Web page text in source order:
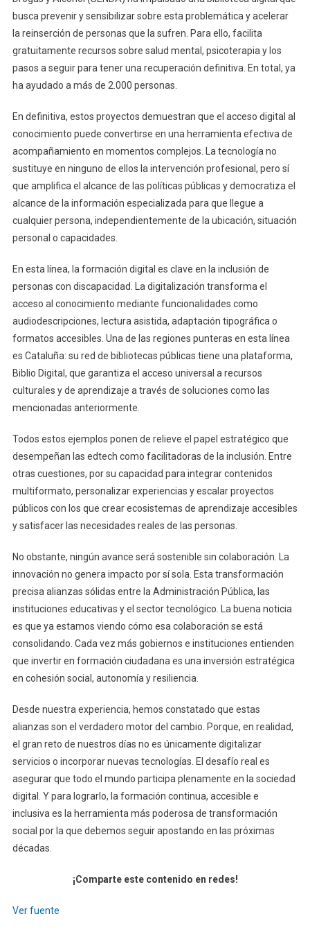
busca prevenir y sensibilizar sobre esta problemática y acelerar
la reinserción de personas que la sufren. Para ello, facilita
gratuitamente recursos sobre salud mental, psicoterapia y los
pasos a seguir para tener una recuperación definitiva. En total, ya
ha ayudado a más de 2.000 personas.
En definitiva, estos proyectos demuestran que el acceso digital al
conocimiento puede convertirse en una herramienta efectiva de
acompañamiento en momentos complejos. La tecnología no
sustituye en ninguno de ellos la intervención profesional, pero sí
que amplifica el alcance de las políticas públicas y democratiza el
alcance de la información especializada para que llegue a
cualquier persona, independientemente de la ubicación, situación
personal o capacidades.
En esta línea, la formación digital es clave en la inclusión de
personas con discapacidad. La digitalización transforma el
acceso al conocimiento mediante funcionalidades como
audiodescripciones, lectura asistida, adaptación tipográfica o
formatos accesibles. Una de las regiones punteras en esta línea
es Cataluña: su red de bibliotecas públicas tiene una plataforma,
Biblio Digital, que garantiza el acceso universal a recursos
culturales y de aprendizaje a través de soluciones como las
mencionadas anteriormente.
Todos estos ejemplos ponen de relieve el papel estratégico que
desempeñan las edtech como facilitadoras de la inclusión. Entre
otras cuestiones, por su capacidad para integrar contenidos
multiformato, personalizar experiencias y escalar proyectos
públicos con los que crear ecosistemas de aprendizaje accesibles
y satisfacer las necesidades reales de las personas.
No obstante, ningún avance será sostenible sin colaboración. La
innovación no genera impacto por sí sola. Esta transformación
precisa alianzas sólidas entre la Administración Pública, las
instituciones educativas y el sector tecnológico. La buena noticia
es que ya estamos viendo cómo esa colaboración se está
consolidando. Cada vez más gobiernos e instituciones entienden
que invertir en formación ciudadana es una inversión estratégica
en cohesión social, autonomía y resiliencia.
Desde nuestra experiencia, hemos constatado que estas
alianzas son el verdadero motor del cambio. Porque, en realidad,
el gran reto de nuestros días no es únicamente digitalizar
servicios o incorporar nuevas tecnologías. El desafío real es
asegurar que todo el mundo participa plenamente en la sociedad
digital. Y para lograrlo, la formación continua, accesible e
inclusiva es la herramienta más poderosa de transformación
social por la que debemos seguir apostando en las próximas
décadas.
¡Comparte este contenido en redes!
Ver fuente